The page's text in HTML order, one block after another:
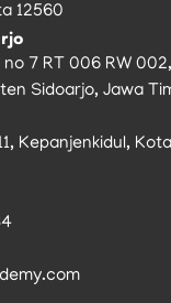
12560
7 RT 006 RW
Sidoarjo, Jawa
Kepanjenkidul,